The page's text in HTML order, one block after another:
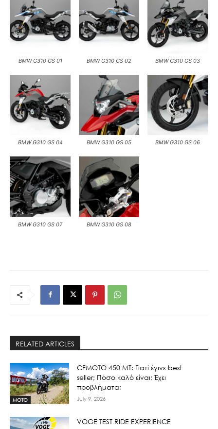
BMW G310 GS 01 BMW G310 GS 02 BMW G310 GS 03
BMW G310 GS 04 BMW G310 GS 05 BMW G310 GS 06
BMW G310 GS 07 BMW G310 GS 08
RELATED ARTICLES
MOTO
CFMOTO 450 MT: Γιατί έγινε best
seller; Πόσο καλό είναι; Έχει
προβλήματα;
July 9, 2026
VOGE TEST RIDE EXPERIENCE